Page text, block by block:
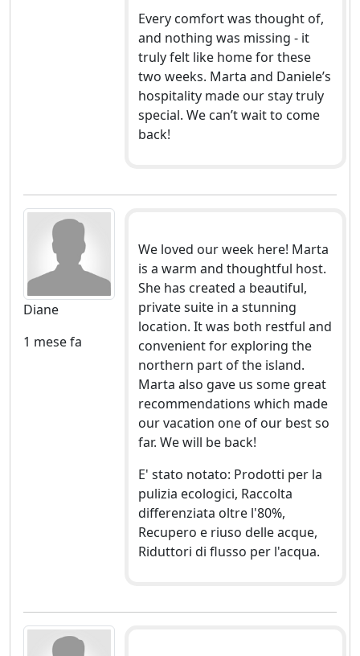
Every comfort was thought of,
and nothing was missing - it
truly felt like home for these
two weeks. Marta and Daniele’s
hospitality made our stay truly
special. We can’t wait to come
back!
Diane
1 mese fa
We loved our week here! Marta
is a warm and thoughtful host.
She has created a beautiful,
private suite in a stunning
location. It was both restful and
convenient for exploring the
northern part of the island.
Marta also gave us some great
recommendations which made
our vacation one of our best so
far. We will be back!
E' stato notato: Prodotti per la
pulizia ecologici, Raccolta
differenziata oltre l'80%,
Recupero e riuso delle acque,
Riduttori di flusso per l'acqua.